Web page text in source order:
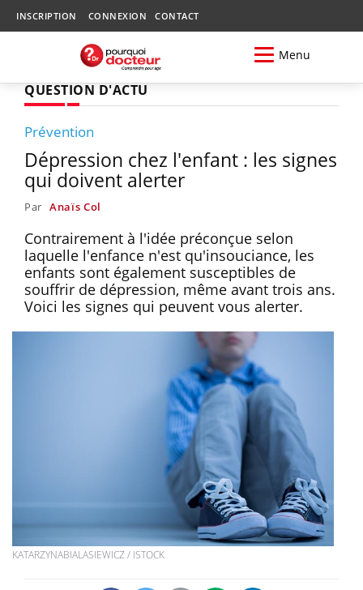
INSCRIPTION CONNEXION CONTACT
Menu
QUESTION D'ACTU
Prévention
Dépression chez l'enfant : les signes
qui doivent alerter
Par Anaïs Col
Contrairement à l'idée préconçue selon
laquelle l'enfance n'est qu'insouciance, les
enfants sont également susceptibles de
souffrir de dépression, même avant trois ans.
Voici les signes qui peuvent vous alerter.
KATARZYNABIALASIEWICZ / ISTOCK